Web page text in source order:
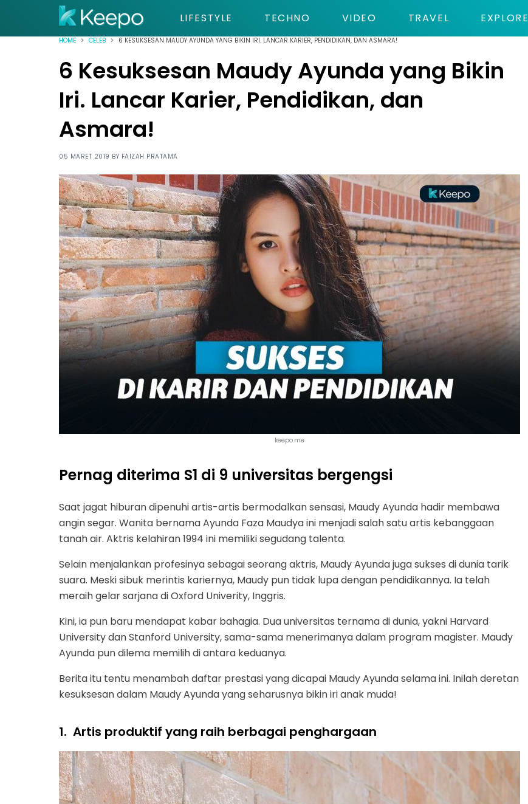
LIFESTYLE TECHNO VIDEO TRAVEL EXPLORE
HOME CELEB 6 KESUKSESAN MAUDY AYUNDA YANG BIKIN IRI. LANCAR KARIER, PENDIDIKAN, DAN ASMARA!
6 Kesuksesan Maudy Ayunda yang Bikin
Iri. Lancar Karier, Pendidikan, dan
Asmara!
05 MARET 2019 BY FAIZAH PRATAMA
keepo.me
Pernag diterima S1 di 9 universitas bergengsi
Saat jagat hiburan dipenuhi artis-artis bermodalkan sensasi, Maudy Ayunda hadir membawa
angin segar. Wanita bernama Ayunda Faza Maudya ini menjadi salah satu artis kebanggaan
tanah air. Aktris kelahiran 1994 ini memiliki segudang talenta.
Selain menjalankan profesinya sebagai seorang aktris, Maudy Ayunda juga sukses di dunia tarik
suara. Meski sibuk merintis kariernya, Maudy pun tidak lupa dengan pendidikannya. Ia telah
meraih gelar sarjana di Oxford Univerity, Inggris.
Kini, ia pun baru mendapat kabar bahagia. Dua universitas ternama di dunia, yakni Harvard
University dan Stanford University, sama-sama menerimanya dalam program magister. Maudy
Ayunda pun dilema memilih di antara keduanya.
Berita itu tentu menambah daftar prestasi yang dicapai Maudy Ayunda selama ini. Inilah deretan
kesuksesan dalam Maudy Ayunda yang seharusnya bikin iri anak muda!
1. Artis produktif yang raih berbagai penghargaan